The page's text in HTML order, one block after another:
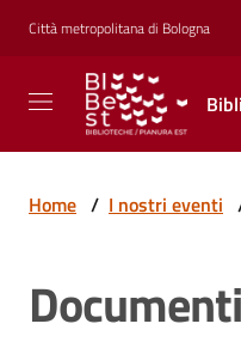
Vai al contenuto
Vai alla navigazione
Vai al footer
Città metropolitana di Bologna
Biblioteche
Pianura
Est
CREARE,
RICREARSI
Biblioteche
Home / I nostri eventi
Documenti